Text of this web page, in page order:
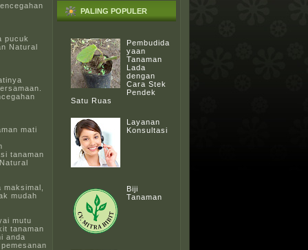
pucuk
Natural
mati
tanaman
mudah
mutu
tanaman
anda
PALING POPULER
Pembudida
yaan
Tanaman
Lada
dengan
Cara Stek
Pendek
Satu Ruas
Layanan
Konsultasi
Biji
Tanaman